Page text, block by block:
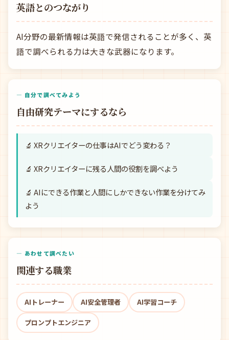
英語とのつながり
AI分野の最新情報は英語で発信されることが多く、英
語で調べられる力は大きな武器になります。
— 自分で調べてみよう
自由研究テーマにするなら
🔬 XRクリエイターの仕事はAIでどう変わる？
🔬 XRクリエイターに残る人間の役割を調べよう
🔬 AIにできる作業と人間にしかできない作業を分けてみ
よう
— あわせて調べたい
関連する職業
AIトレーナー AI安全管理者 AI学習コーチ
プロンプトエンジニア